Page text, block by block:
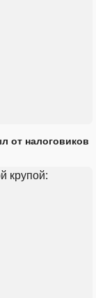
от налоговиков